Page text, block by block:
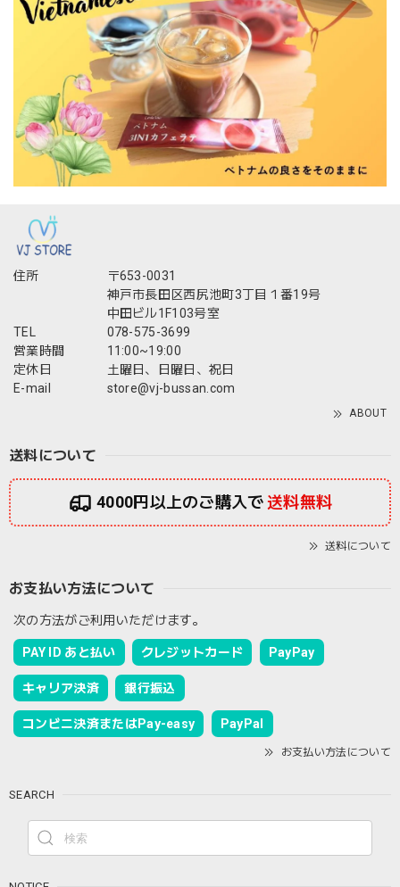
住所
〒653-0031
神戸市長田区西尻池町3丁目１番19号
中田ビル1F103号室
TEL
078-575-3699
営業時間
11:00~19:00
定休日
土曜日、日曜日、祝日
E-mail
store@vj-bussan.com
ABOUT
送料について
4000円以上のご購入で送料無料
送料について
お支払い方法について
次の方法がご利用いただけます。
PAY ID あと払い クレジットカード PayPay
キャリア決済 銀行振込
コンビニ決済またはPay-easy PayPal
お支払い方法について
SEARCH